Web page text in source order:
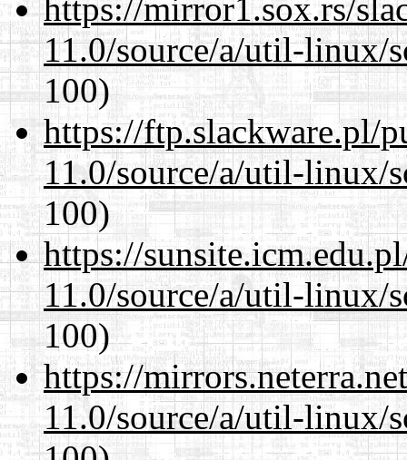
https://mirror1.sox.rs/
11.0/source/a/util-linux/
100)
https://ftp.slackware.pl/
11.0/source/a/util-linux/
100)
https://
11.0/source/a/util-linux/
100)
https://
11.0/source/a/util-linux/